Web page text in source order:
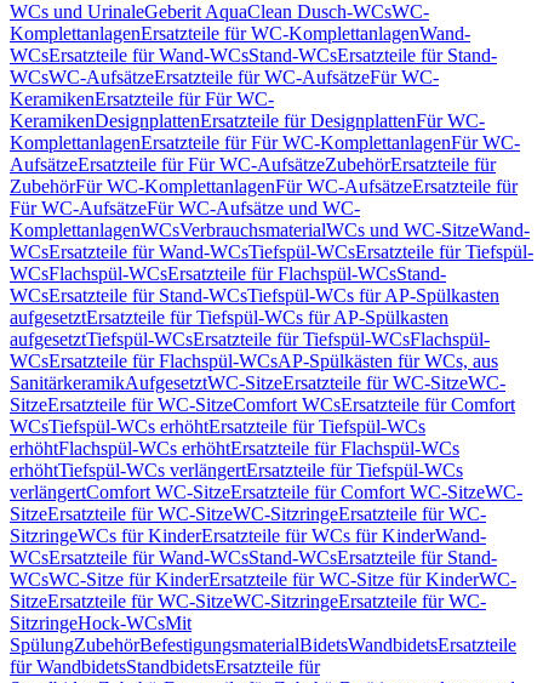
WCs und UrinaleGeberit AquaClean Dusch-WCsWC-
KomplettanlagenErsatzteile für WC-KomplettanlagenWand-
WCsErsatzteile für Wand-WCsStand-WCsErsatzteile für Stand-
WCsWC-AufsätzeErsatzteile für WC-AufsätzeFür WC-
KeramikenErsatzteile für Für WC-
KeramikenDesignplattenErsatzteile für DesignplattenFür WC-
KomplettanlagenErsatzteile für Für WC-KomplettanlagenFür WC-
AufsätzeErsatzteile für Für WC-AufsätzeZubehörErsatzteile für
ZubehörFür WC-KomplettanlagenFür WC-AufsätzeErsatzteile für
Für WC-AufsätzeFür WC-Aufsätze und WC-
KomplettanlagenWCsVerbrauchsmaterialWCs und WC-SitzeWand-
WCsErsatzteile für Wand-WCsTiefspül-WCsErsatzteile für Tiefspül-
WCsFlachspül-WCsErsatzteile für Flachspül-WCsStand-
WCsErsatzteile für Stand-WCsTiefspül-WCs für AP-Spülkasten
aufgesetztErsatzteile für Tiefspül-WCs für AP-Spülkasten
aufgesetztTiefspül-WCsErsatzteile für Tiefspül-WCsFlachspül-
WCsErsatzteile für Flachspül-WCsAP-Spülkästen für WCs, aus
SanitärkeramikAufgesetztWC-SitzeErsatzteile für WC-SitzeWC-
SitzeErsatzteile für WC-SitzeComfort WCsErsatzteile für Comfort
WCsTiefspül-WCs erhöhtErsatzteile für Tiefspül-WCs
erhöhtFlachspül-WCs erhöhtErsatzteile für Flachspül-WCs
erhöhtTiefspül-WCs verlängertErsatzteile für Tiefspül-WCs
verlängertComfort WC-SitzeErsatzteile für Comfort WC-SitzeWC-
SitzeErsatzteile für WC-SitzeWC-SitzringeErsatzteile für WC-
SitzringeWCs für KinderErsatzteile für WCs für KinderWand-
WCsErsatzteile für Wand-WCsStand-WCsErsatzteile für Stand-
WCsWC-Sitze für KinderErsatzteile für WC-Sitze für KinderWC-
SitzeErsatzteile für WC-SitzeWC-SitzringeErsatzteile für WC-
SitzringeHock-WCsMit
SpülungZubehörBefestigungsmaterialBidetsWandbidetsErsatzteile
für WandbidetsStandbidetsErsatzteile für